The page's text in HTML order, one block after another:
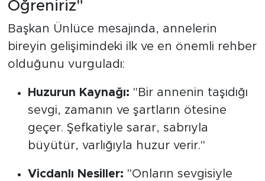
Öğreniriz"
Başkan Ünlüce mesajında, annelerin
bireyin gelişimindeki ilk ve en önemli rehber
olduğunu vurguladı:
Huzurun Kaynağı: "Bir annenin taşıdığı
sevgi, zamanın ve şartların ötesine
geçer. Şefkatiyle sarar, sabrıyla
büyütür, varlığıyla huzur verir."
Vicdanlı Nesiller: "Onların sevgisiyle